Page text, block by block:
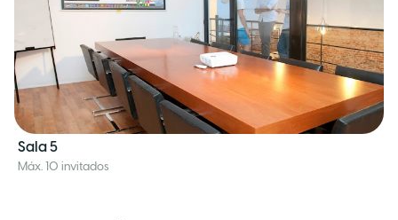
Sala 5
Máx. 10 invitados